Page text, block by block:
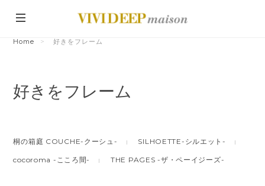
Home 好きをフレーム
好きをフレーム
桐の箱庭 COUCHE-クーシュ- SILHOETTE-シルエット-
cocoroma -こころ間- THE PAGES -ザ・ペーイジーズ-